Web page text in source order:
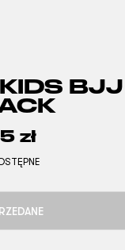
BJJ
zł